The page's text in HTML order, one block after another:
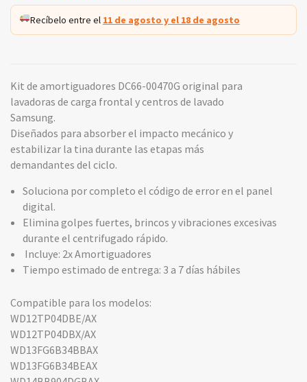
Recíbelo entre el 11 de agosto y el 18 de agosto
Kit de amortiguadores DC66-00470G original para
lavadoras de carga frontal y centros de lavado
Samsung.
Diseñados para absorber el impacto mecánico y
estabilizar la tina durante las etapas más
demandantes del ciclo.
Soluciona por completo el código de error en el panel
digital.
Elimina golpes fuertes, brincos y vibraciones excesivas
durante el centrifugado rápido.
Incluye: 2x Amortiguadores
Tiempo estimado de entrega: 3 a 7 días hábiles
Compatible para los modelos:
WD12TP04DBE/AX
WD12TP04DBX/AX
WD13FG6B34BBAX
WD13FG6B34BEAX